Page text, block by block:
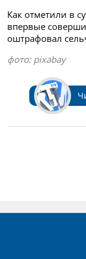
Как отметили в
впервые
оштрафовал
фото: pixabay